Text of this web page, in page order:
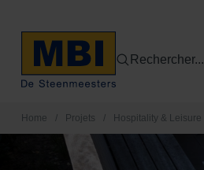
Rechercher...
Home / Projets / Hospitality & Leisure